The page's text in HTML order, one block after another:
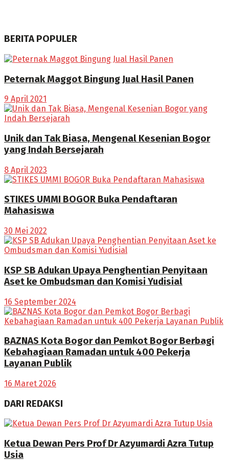
BERITA POPULER
Peternak Maggot Bingung Jual Hasil Panen
9 April 2021
Unik dan Tak Biasa, Mengenal Kesenian Bogor
yang Indah Bersejarah
8 April 2023
STIKES UMMI BOGOR Buka Pendaftaran
Mahasiswa
30 Mei 2022
KSP SB Adukan Upaya Penghentian Penyitaan
Aset ke Ombudsman dan Komisi Yudisial
16 September 2024
BAZNAS Kota Bogor dan Pemkot Bogor Berbagi
Kebahagiaan Ramadan untuk 400 Pekerja
Layanan Publik
16 Maret 2026
DARI REDAKSI
Ketua Dewan Pers Prof Dr Azyumardi Azra Tutup
Usia